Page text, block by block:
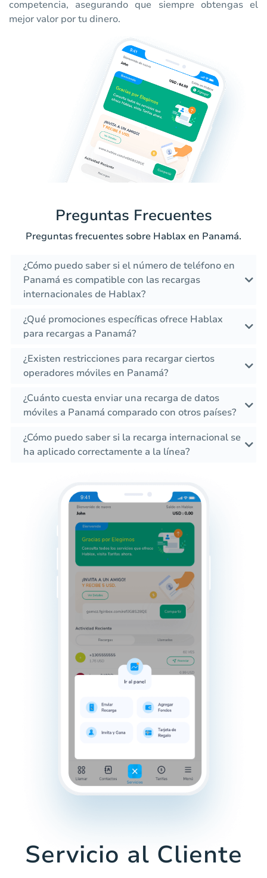
competencia, asegurando que siempre obtengas el
mejor valor por tu dinero.
Preguntas Frecuentes
Preguntas frecuentes sobre Hablax en Panamá.
¿Cómo puedo saber si el número de teléfono en
Panamá es compatible con las recargas
internacionales de Hablax?
¿Qué promociones específicas ofrece Hablax
para recargas a Panamá?
¿Existen restricciones para recargar ciertos
operadores móviles en Panamá?
¿Cuánto cuesta enviar una recarga de datos
móviles a Panamá comparado con otros países?
¿Cómo puedo saber si la recarga internacional se
ha aplicado correctamente a la línea?
Servicio al Cliente